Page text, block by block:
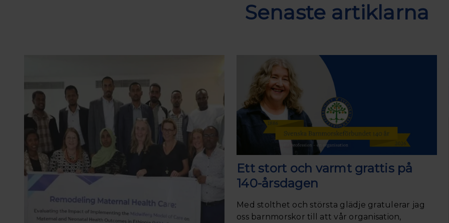
Senaste artiklarna
Ett stort och varmt grattis på
140-årsdagen
Med stolthet och största glädje gratulerar jag
oss barnmorskor till att vår organisation,